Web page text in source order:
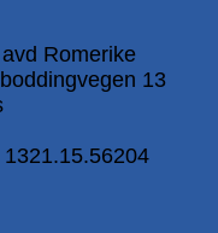
Romerike
13